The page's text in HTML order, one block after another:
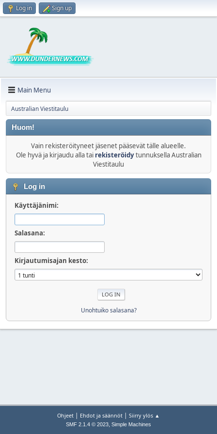
Log in Sign up
Main Menu
Australian Viestitaulu
Huom!
Vain rekisteröityneet jäsenet pääsevät tälle alueelle.
Ole hyvä ja kirjaudu alla tai rekisteröidytunnuksella Australian
Viestitaulu
Log in
Käyttäjänimi:
Salasana:
Kirjautumisajan kesto:
Unohtuiko salasana?
Ohjeet | Ehdot ja säännöt | Siirry ylös ▲
SMF 2.1.4 © 2023, Simple Machines